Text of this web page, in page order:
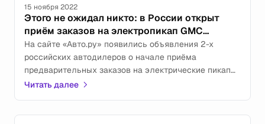
15 ноября 2022
Этого не ожидал никто: в России открыт
приём заказов на электропикап GMC
Hummer EV
На сайте «Авто.ру» появились объявления 2-х
российских автодилеров о начале приёма
предварительных заказов на электрические пикапы
GMC Hummer EV.
Читать далее